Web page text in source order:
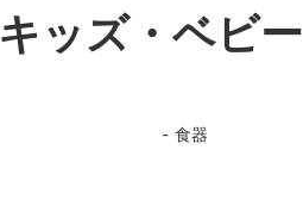
神奈川県
キッズ・ベビー
食器